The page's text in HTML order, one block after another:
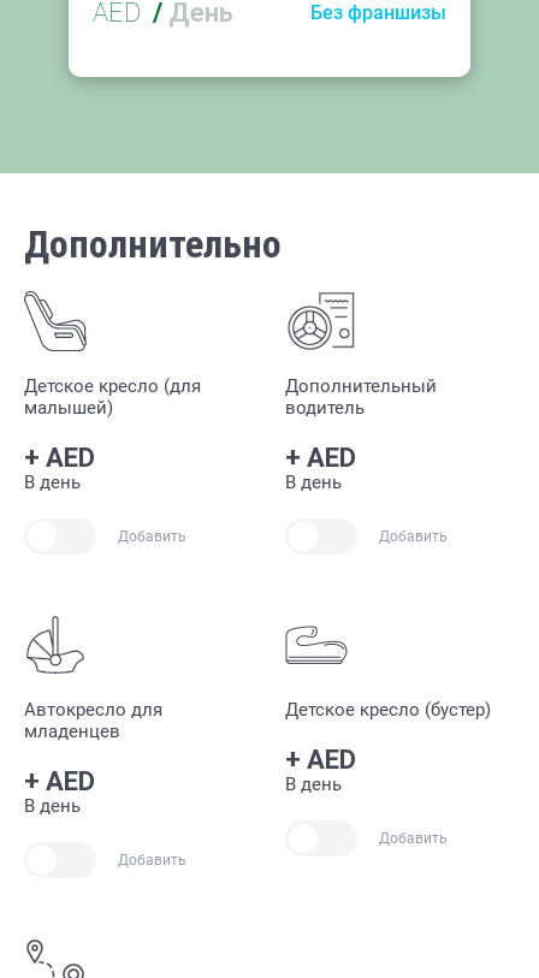
AED / День Без франшизы
Дополнительно
Детское кресло (для
малышей)
+ AED
В день
Добавить
Дополнительный
водитель
+ AED
В день
Добавить
Автокресло для
младенцев
+ AED
В день
Добавить
Детское кресло (бустер)
+ AED
В день
Добавить